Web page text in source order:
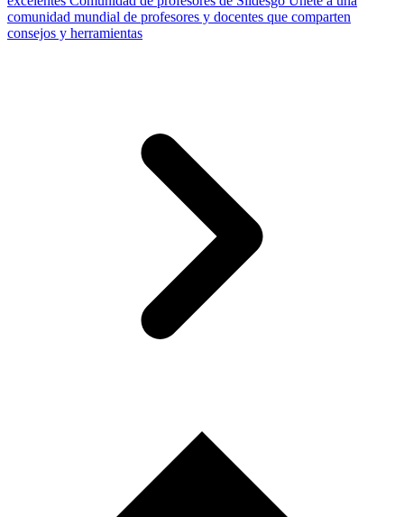
comunidad mundial de profesores y docentes que comparten
consejos y herramientas